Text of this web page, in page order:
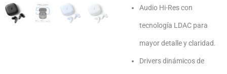
Audio Hi-Res con
tecnología LDAC para
mayor detalle y claridad.
Drivers dinámicos de